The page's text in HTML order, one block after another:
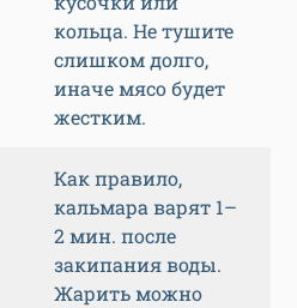
кольца. Не тушите
слишком долго,
иначе мясо будет
жестким.
Как правило,
кальмара варят 1–
2 мин. после
закипания воды.
Жарить можно